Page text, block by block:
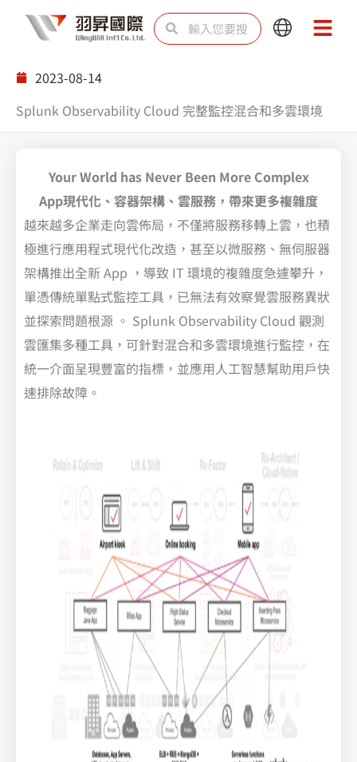
搜
尋 尋
Main
Main
2023-08-14
Splunk Observability Cloud 完整監控混合和多雲環境
Your World has Never Been More Complex
App現代化、容器架構、雲服務，帶來更多複雜度
越來越多企業走向雲佈局，不僅將服務移轉上雲，也積
極進行應用程式現代化改造，甚至以微服務、無伺服器
架構推出全新 App ，導致 IT 環境的複雜度急遽攀升，
單憑傳統單點式監控工具，已無法有效察覺雲服務異狀
並探索問題根源 。 Splunk Observability Cloud 觀測
雲匯集多種工具，可針對混合和多雲環境進行監控，在
統一介面呈現豐富的指標，並應用人工智慧幫助用戶快
速排除故障。